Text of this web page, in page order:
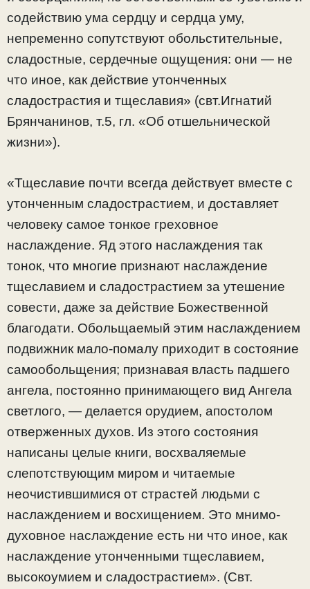
содействию ума сердцу и сердца уму,
непременно сопутствуют обольстительные,
сладостные, сердечные ощущения: они — не
что иное, как действие утонченных
сладострастия и тщеславия» (свт.Игнатий
Брянчанинов, т.5, гл. «Об отшельнической
жизни»).
«Тщеславие почти всегда действует вместе с
утонченным сладострастием, и доставляет
человеку самое тонкое греховное
наслаждение. Яд этого наслаждения так
тонок, что многие признают наслаждение
тщеславием и сладострастием за утешение
совести, даже за действие Божественной
благодати. Обольщаемый этим наслаждением
подвижник мало-помалу приходит в состояние
самообольщения; признавая власть падшего
ангела, постоянно принимающего вид Ангела
светлого, — делается орудием, апостолом
отверженных духов. Из этого состояния
написаны целые книги, восхваляемые
слепотствующим миром и читаемые
неочистившимися от страстей людьми с
наслаждением и восхищением. Это мнимо-
духовное наслаждение есть ни что иное, как
наслаждение утонченными тщеславием,
высокоумием и сладострастием». (Свт.